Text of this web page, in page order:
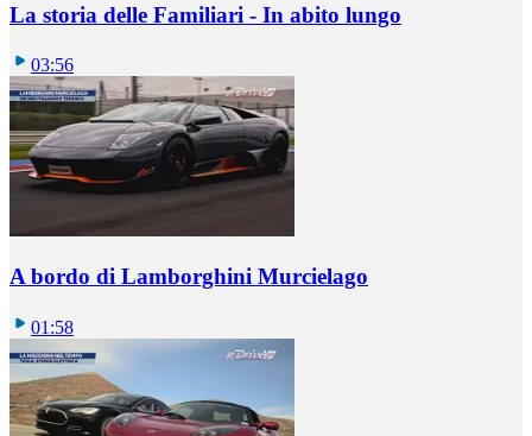
La storia delle Familiari - In abito lungo
03:56
A bordo di Lamborghini Murcielago
01:58